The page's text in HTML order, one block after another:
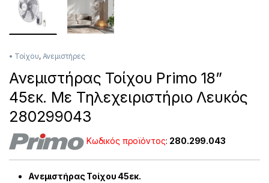
• Τοίχου, Ανεμιστήρες
Ανεμιστήρας Τοίχου Primo 18”
45εκ. Με Τηλεχειριστήριο Λευκός
280299043
Κωδικός προϊόντος: 280.299.043
Ανεμιστήρας Τοίχου 45εκ.